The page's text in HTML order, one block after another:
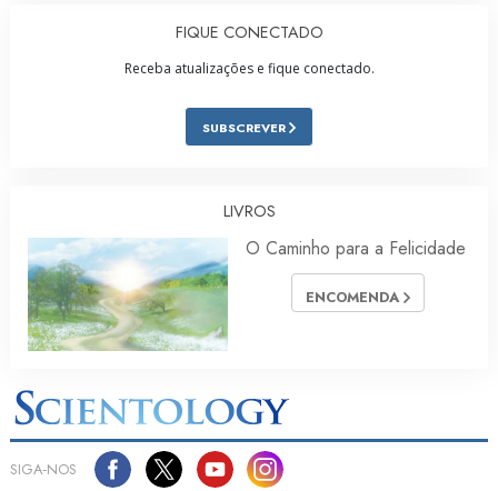
FIQUE CONECTADO
Receba atualizações e fique conectado.
SUBSCREVER
LIVROS
O Caminho para a Felicidade
ENCOMENDA
SIGA‑NOS